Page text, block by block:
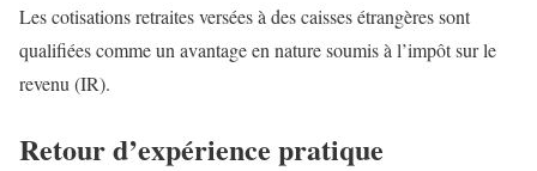
Les cotisations retraites versées à des caisses étrangères sont
qualifiées comme un avantage en nature soumis à l’impôt sur le
revenu (IR).
Retour d’expérience pratique